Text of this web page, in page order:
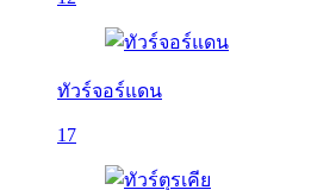
ทัวร์จอร์แดน
17